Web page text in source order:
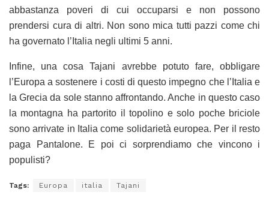
abbastanza poveri di cui occuparsi e non possono
prendersi cura di altri. Non sono mica tutti pazzi come chi
ha governato l’Italia negli ultimi 5 anni.
Infine, una cosa Tajani avrebbe potuto fare, obbligare
l’Europa a sostenere i costi di questo impegno che l’Italia e
la Grecia da sole stanno affrontando. Anche in questo caso
la montagna ha partorito il topolino e solo poche briciole
sono arrivate in Italia come solidarietà europea. Per il resto
paga Pantalone. E poi ci sorprendiamo che vincono i
populisti?
Tags: Europa italia Tajani